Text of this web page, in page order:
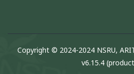
Copyright © 2024-2024 NSRU,
v6.15.4